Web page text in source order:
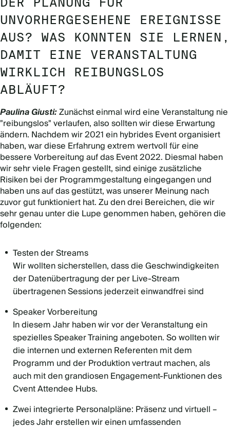
UNVORHERGESEHENE EREIGNISSE
AUS? WAS KONNTEN SIE LERNEN,
DAMIT EINE VERANSTALTUNG
WIRKLICH REIBUNGSLOS
ABLÄUFT?
Paulina Giusti:Zunächst einmal wird eine Veranstaltung nie
"reibungslos" verlaufen, also sollten wir diese Erwartung
ändern. Nachdem wir 2021 ein hybrides Event organisiert
haben, war diese Erfahrung extrem wertvoll für eine
bessere Vorbereitung auf das Event 2022. Diesmal haben
wir sehr viele Fragen gestellt, sind einige zusätzliche
Risiken bei der Programmgestaltung eingegangen und
haben uns auf das gestützt, was unserer Meinung nach
zuvor gut funktioniert hat. Zu den drei Bereichen, die wir
sehr genau unter die Lupe genommen haben, gehören die
folgenden:
Testen der Streams
Wir wollten sicherstellen, dass die Geschwindigkeiten
der Datenübertragung der per Live-Stream
übertragenen Sessions jederzeit einwandfrei sind
Speaker Vorbereitung
In diesem Jahr haben wir vor der Veranstaltung ein
spezielles Speaker Training angeboten. So wollten wir
die internen und externen Referenten mit dem
Programm und der Produktion vertraut machen, als
auch mit den grandiosen Engagement-Funktionen des
Cvent Attendee Hubs.
Zwei integrierte Personalpläne: Präsenz und virtuell –
jedes Jahr erstellen wir einen umfassenden